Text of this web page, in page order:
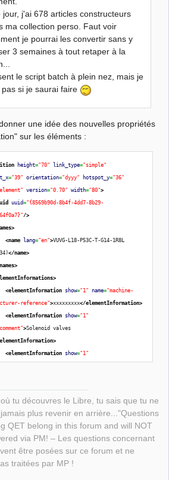
jour, j'ai 678 articles constructeurs
ma collection perso. Faut voir
je pourrai les convertir sans y
3 semaines à tout retaper à la
le script batch à plein nez, mais je
pas si je saurai faire
une idée des nouvelles propriétés
sur les éléments :
height="70" link_type="simple"
="39" orientation="dyyy" hotspot_y="36"
version="0.70" width="80">
uuid="{8569b90d-8b4f-4dd7-8b29-
/>
>
<name lang="en">VUVG-L18-P53C-T-G14-1R8L
</name>
>
>
<elementInformation show="1" name="machine-
reference">xxxxxxxxx</elementInformation>
<elementInformation show="1"
>Solenoid valves
>
<elementInformation show="1"
>FESTO</elementInformation
<elementInformation
show="1"
reference"> VUVG-L18-P53C-T-G14-
>
<elementInformation show="1"
>V1</elementInformation>
elementInformations
>
tu découvres le Libre, tu sais que tu ne
plus revenir en arrière..."Questions
QET belong in this forum and will NOT
via PM! – Les questions concernant
être posées sur ce forum et ne
traitées par MP !